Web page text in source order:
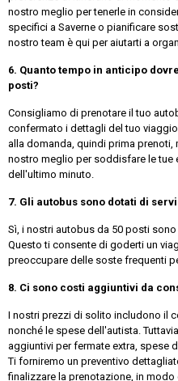
nostro meglio per tenerle in
specifici a Saverne o pianificare
nostro team è qui per aiutarti a
6. Quanto tempo in anticipo
posti?
Consigliamo di prenotare il tuo
confermato i dettagli del tuo
alla domanda, quindi prima prenoti,
nostro meglio per soddisfare le tue
dell'ultimo minuto.
7. Gli autobus sono dotati di
Sì, i nostri autobus da 50 posti
Questo ti consente di goderti un
preoccupare delle soste frequenti
8. Ci sono costi aggiuntivi da
I nostri prezzi di solito includono il
nonché le spese dell'autista.
aggiuntivi per fermate extra, spese
Ti forniremo un preventivo
finalizzare la prenotazione, in